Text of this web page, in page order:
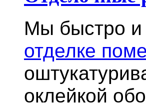
Мы быстро и
отделке
оклейкой